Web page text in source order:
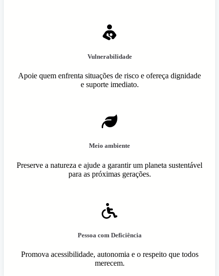
Vulnerabilidade
Apoie quem enfrenta situações de risco e ofereça dignidade
e suporte imediato.
Meio ambiente
Preserve a natureza e ajude a garantir um planeta sustentável
para as próximas gerações.
Pessoa com Deficiência
Promova acessibilidade, autonomia e o respeito que todos
merecem.